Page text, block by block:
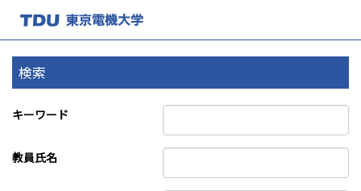
検索
キーワード
教員氏名